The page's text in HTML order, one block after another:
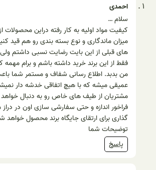
احمدی
سلام …
کیفیت مواد اولیه به کار رفته دراین
میزان ماندگاری و نوع بسته بندی رو هم قید
های قبلی از این بایت رضایت نسبی داشتم
فقط از این برند خرید داشته باشم و برام مهمه
من بدبد. اطلاع رسانی شفاف و مستمر شما
عمیقی میشه که با هیچ اتفاقی خدشه دار
مشتریان از طیف های خاص رو به دنبال
فراخور اندازه و حتی سفارشی سازی اون در
گذاری برای ارتقای جایگاه برند محصول
توضیحات شما
پاسخ